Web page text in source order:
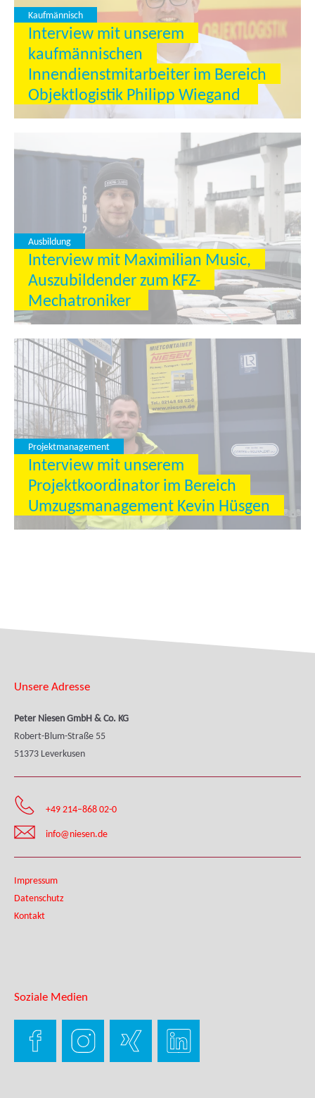
Kaufmännisch
Interview mit unserem
kaufmännischen
Innendienstmitarbeiter im Bereich
Objektlogistik Philipp Wiegand
Ausbildung
Interview mit Maximilian Music,
Auszubildender zum KFZ-
Mechatroniker
Projektmanagement
Interview mit unserem
Projektkoordinator im Bereich
Umzugsmanagement Kevin Hüsgen
Unsere Adresse
Peter Niesen GmbH & Co. KG
Robert-Blum-Straße 55
51373 Leverkusen
+49 214–868 02-0
info@niesen.de
Impressum
Datenschutz
Kontakt
Soziale Medien